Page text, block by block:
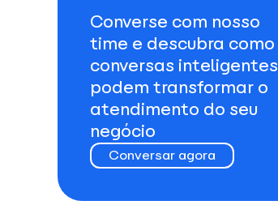
Converse com nosso
time e descubra como
conversas inteligentes
podem transformar o
atendimento do seu
negócio
Conversar agora